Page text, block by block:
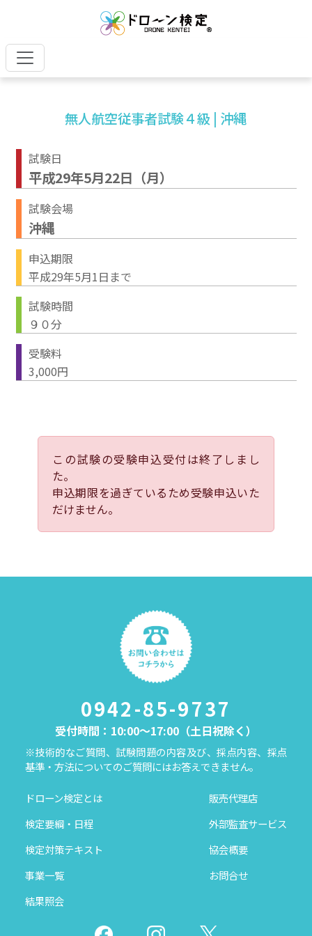
無人航空従事者試験４級 | 沖縄
試験日
平成29年5月22日（月）
試験会場
沖縄
申込期限
平成29年5月1日まで
試験時間
９０分
受験料
3,000円
この試験の受験申込受付は終了しまし
た。
申込期限を過ぎているため受験申込いた
だけません。
0942-85-9737
受付時間：10:00～17:00（土日祝除く）
※技術的なご質問、試験問題の内容及び、採点内容、採点
基準・方法についてのご質問にはお答えできません。
ドローン検定とは
検定要綱・日程
検定対策テキスト
事業一覧
結果照会
販売代理店
外部監査サービス
協会概要
お問合せ